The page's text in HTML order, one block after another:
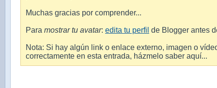
Muchas gracias por comprender...
Para mostrar tu avatar: edita tu perfil de Blogger antes
Nota: Si hay algún link o enlace externo, imagen o
correctamente en esta entrada, házmelo saber aquí...